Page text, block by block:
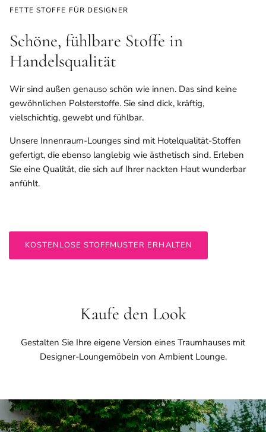
FETTE STOFFE FÜR DESIGNER
Schöne, fühlbare Stoffe in
Handelsqualität
Wir sind außen genauso schön wie innen. Das sind keine
gewöhnlichen Polsterstoffe. Sie sind dick, kräftig,
vielschichtig, gewebt und fühlbar.
Unsere Innenraum-Lounges sind mit Hotelqualität-Stoffen
gefertigt, die ebenso langlebig wie ästhetisch sind. Erleben
Sie eine Qualität, die sich auf Ihrer nackten Haut wunderbar
anfühlt.
KOSTENLOSE STOFFMUSTER ERHALTEN
Kaufe den Look
Gestalten Sie Ihre eigene Version eines Traumhauses mit
Designer-Loungemöbeln von Ambient Lounge.